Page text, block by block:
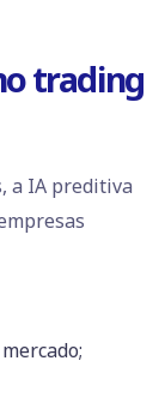
trading
a IA preditiva